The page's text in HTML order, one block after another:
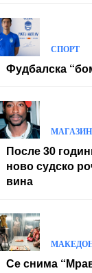
СПОРТ
Фудбалска
МАГАЗИН
После 30
ново судско
вина
Се снима